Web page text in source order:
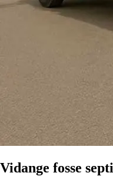
Vidange fosse